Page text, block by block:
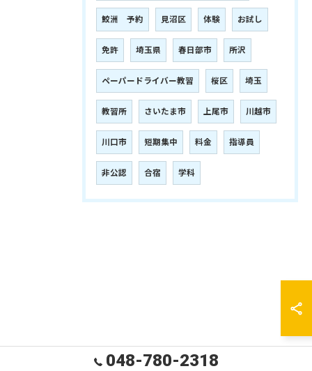
鮫洲 予約 見沼区 体験 お試し
免許 埼玉県 春日部市 所沢
ペーパードライバー教習 桜区 埼玉
教習所 さいたま市 上尾市 川越市
川口市 短期集中 料金 指導員
非公認 合宿 学科
048-780-2318